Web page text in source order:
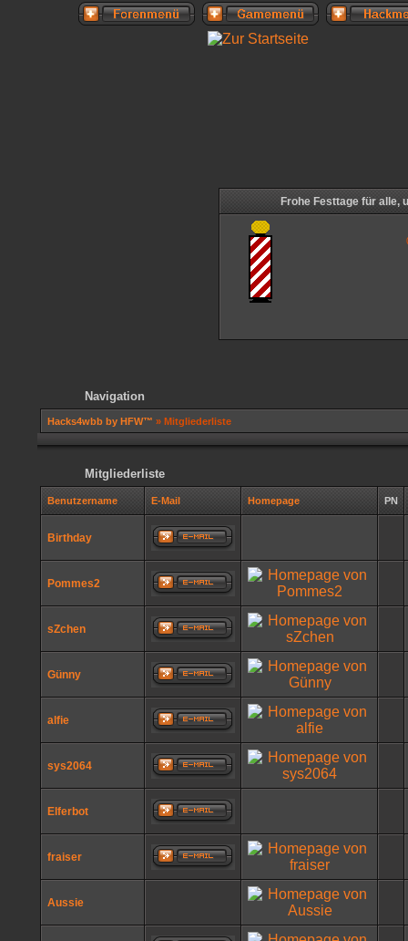
Frohe Festtage für alle,
Navigation
Hacks4wbb by HFW™ » Mitgliederliste
Mitgliederliste
Benutzername E-Mail Homepage PN
Birthday
Pommes2
sZchen
Günny
alfie
sys2064
Elferbot
fraiser
Aussie